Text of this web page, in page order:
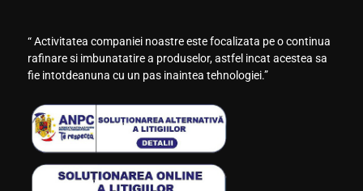
“ Activitatea companiei noastre este focalizata pe o continua
rafinare si imbunatatire a produselor, astfel incat acestea sa
fie intotdeanuna cu un pas inaintea tehnologiei.”